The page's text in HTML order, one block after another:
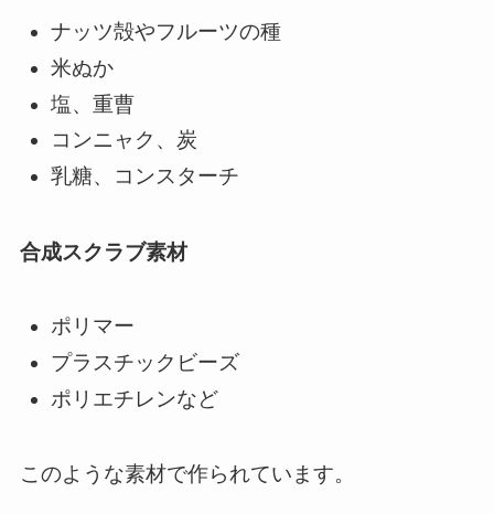
ナッツ殻やフルーツの種
米ぬか
塩、重曹
コンニャク、炭
乳糖、コンスターチ
合成スクラブ素材
ポリマー
プラスチックビーズ
ポリエチレンなど
このような素材で作られています。